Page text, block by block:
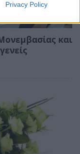
Privacy Policy
και